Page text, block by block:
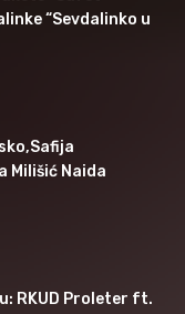
“Sevdalinko u
Milišić Naida
RKUD Proleter ft.